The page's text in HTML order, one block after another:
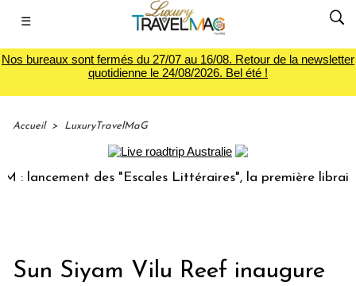
☰
Nos bureaux sont fermés du 27/07 au 16/08. Retour de la newsletter
quotidienne le 24/08/2026. Bel été !
Accueil > LuxuryTravelMaG
des "Escales Littéraires", la première librairie du
Sun Siyam Vilu Reef inaugure